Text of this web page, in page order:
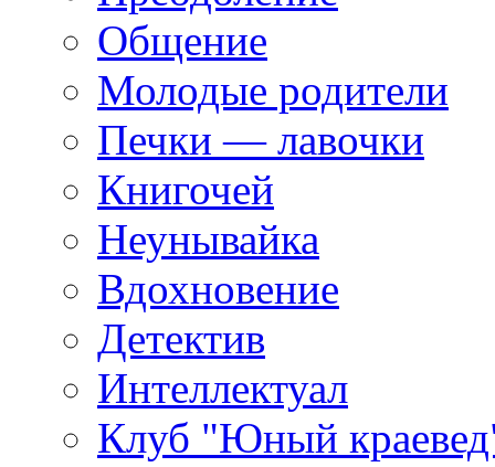
Общение
Молодые родители
Печки — лавочки
Книгочей
Неунывайка
Вдохновение
Детектив
Интеллектуал
Клуб "Юный